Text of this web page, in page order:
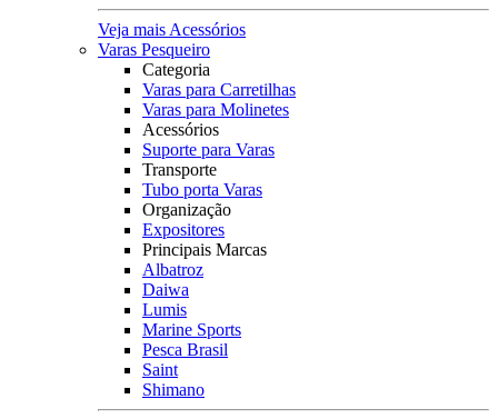
Veja mais Acessórios
Varas Pesqueiro
Categoria
Varas para Carretilhas
Varas para Molinetes
Acessórios
Suporte para Varas
Transporte
Tubo porta Varas
Organização
Expositores
Principais Marcas
Albatroz
Daiwa
Lumis
Marine Sports
Pesca Brasil
Saint
Shimano